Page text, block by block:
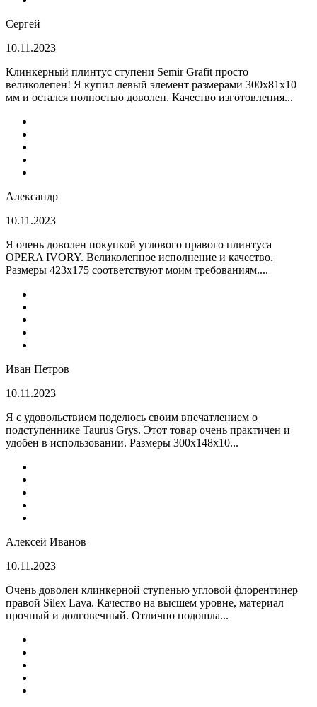
Сергей
10.11.2023
Клинкерный плинтус ступени Semir Grafit просто
великолепен! Я купил левый элемент размерами 300х81х10
мм и остался полностью доволен. Качество изготовления...
Александр
10.11.2023
Я очень доволен покупкой углового правого плинтуса
OPERA IVORY. Великолепное исполнение и качество.
Размеры 423х175 соответствуют моим требованиям....
Иван Петров
10.11.2023
Я с удовольствием поделюсь своим впечатлением о
подступеннике Taurus Grys. Этот товар очень практичен и
удобен в использовании. Размеры 300х148х10...
Алексей Иванов
10.11.2023
Очень доволен клинкерной ступенью угловой флорентинер
правой Silex Lava. Качество на высшем уровне, материал
прочный и долговечный. Отлично подошла...